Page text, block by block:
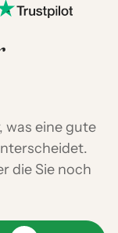
was eine gute
die Sie noch